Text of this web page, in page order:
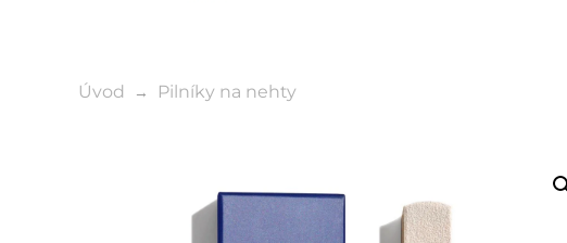
Úvod Pilníky na nehty